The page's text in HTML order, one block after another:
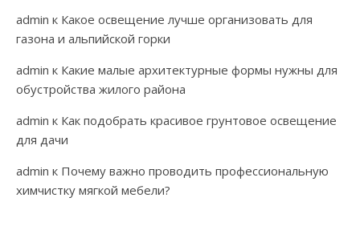
admin к Какое освещение лучше организовать для
газона и альпийской горки
admin к Какие малые архитектурные формы нужны для
обустройства жилого района
admin к Как подобрать красивое грунтовое освещение
для дачи
admin к Почему важно проводить профессиональную
химчистку мягкой мебели?